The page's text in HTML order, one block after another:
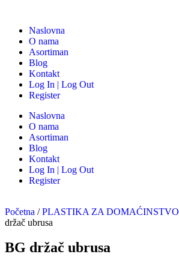
Naslovna
O nama
Asortiman
Blog
Kontakt
Log In | Log Out
Register
Naslovna
O nama
Asortiman
Blog
Kontakt
Log In | Log Out
Register
Početna /PLASTIKA ZA DOMAĆINSTVO
držač ubrusa
BG držač ubrusa